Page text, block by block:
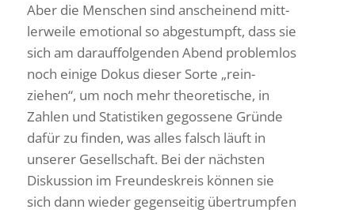
Aber die Menschen sind anschei­nend mitt­
ler­weile emotional so abge­stumpft, dass sie
sich am darauf­fol­genden Abend problemlos
noch einige Dokus dieser Sorte „rein­
ziehen“, um noch mehr theo­re­ti­sche, in
Zahlen und Statis­tiken gegos­sene Gründe
dafür zu finden, was alles falsch läuft in
unserer Gesell­schaft. Bei der nächsten
Diskus­sion im Freun­des­kreis können sie
sich dann wieder gegen­seitig über­trumpfen